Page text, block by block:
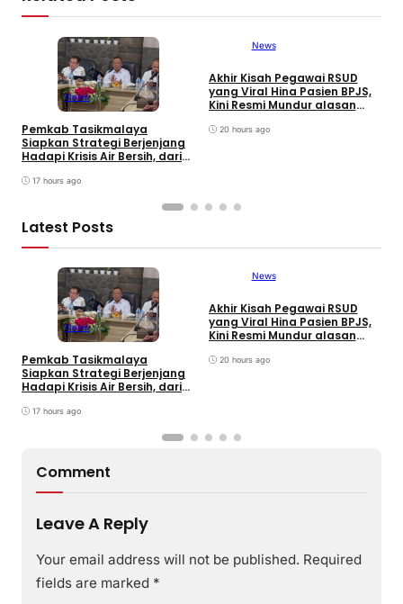
News
Pemkab Tasikmalaya
Siapkan Strategi Berjenjang
Hadapi Krisis Air Bersih, dari
Gerakan Reboisasi
17 hours ago
News
Akhir Kisah Pegawai RSUD
yang Viral Hina Pasien BPJS,
Kini Resmi Mundur alasan
20 hours ago
Latest Posts
News
Pemkab Tasikmalaya
Siapkan Strategi Berjenjang
Hadapi Krisis Air Bersih, dari
Gerakan Reboisasi
17 hours ago
News
Akhir Kisah Pegawai RSUD
yang Viral Hina Pasien BPJS,
Kini Resmi Mundur alasan
20 hours ago
Comment
Leave A Reply
Your email address will not be published. Required
fields are marked *